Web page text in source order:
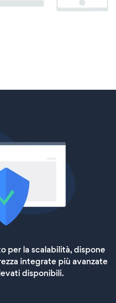
per la scalabilità, dispone
integrate più avanzate
disponibili.